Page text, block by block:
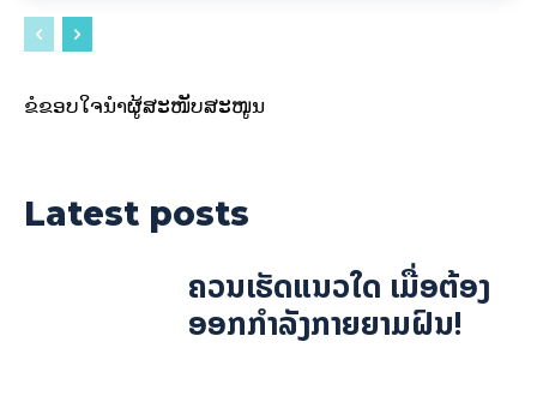
ຂໍຂອບໃຈນຳຜູ້ສະໜັບສະໜູນ
Latest posts
ຄວນເຮັດແນວໃດ ເມື່ອຕ້ອງ
ອອກກຳລັງກາຍຍາມຝົນ!